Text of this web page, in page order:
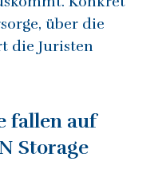
über die
die Juristen
fallen auf
Storage